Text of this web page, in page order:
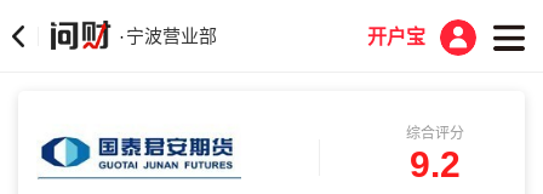
·宁波营业部 开户宝
综合评分
9.2